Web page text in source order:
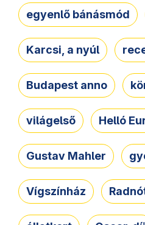
egyenlő bánásmód
Karcsi, a nyúl
Budapest anno
világelső Helló
Gustav Mahler
Vígszínház